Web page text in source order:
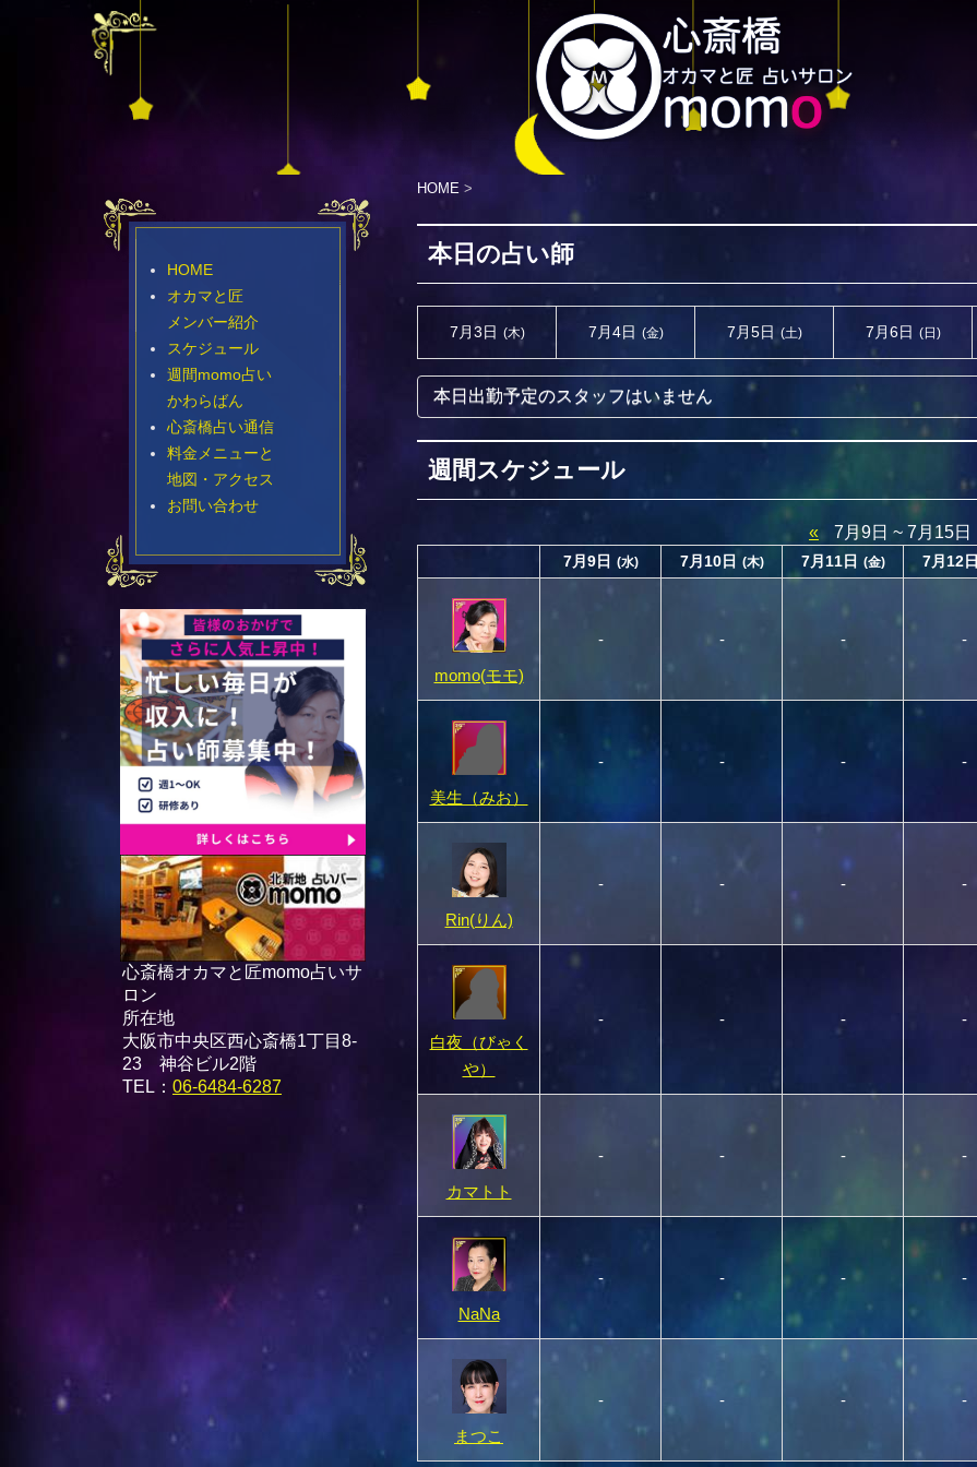
HOME >
本日の占い師
7月3日 (木) 7月4日 (金) 7月5日 (土) 7月6日 (日)
本日出勤予定のスタッフはいません
週間スケジュール
« 7月9日 ~ 7月15日
7月9日 (水) 7月10日 (木) 7月11日 (金) 7月12日
momo(モモ)
- - - -
美生（みお）
- - - -
Rin(りん)
- - - -
白夜（びゃく
や）
- - - -
カマトト
- - - -
NaNa
- - - -
まつこ
- - - -
HOME
オカマと匠
メンバー紹介
スケジュール
週間momo占い
かわらばん
心斎橋占い通信
料金メニューと
地図・アクセス
お問い合わせ
心斎橋オカマと匠momo占いサ
ロン
所在地
大阪市中央区西心斎橋1丁目8-
23 神谷ビル2階
TEL： 06-6484-6287